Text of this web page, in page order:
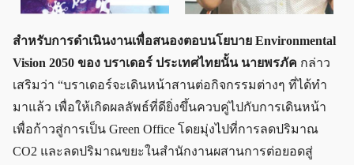
สำหรับการดำเนินงานเพื่อสนองตอบนโยบาย Environmental
Vision 2050 ของ บราเดอร์ ประเทศไทยนั้น นายพรภัค กล่าว
เสริมว่า “บราเดอร์จะเดินหน้าสานต่อกิจกรรมต่างๆ ที่ได้ทำ
มาแล้ว เพื่อให้เกิดผลลัพธ์ที่ดียิ่งขึ้นควบคู่ไปกับการเดินหน้า
เพื่อก้าวสู่การเป็น Green Office โดยมุ่งไปที่การลดปริมาณ
CO2 และลดปริมาณขยะในสำนักงานผสานการต่อยอดสู่